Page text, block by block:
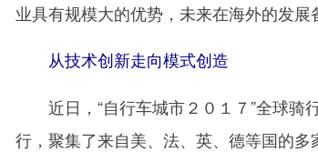
业具有规模大的优势，未来在海外的发展
从技术创新走向模式创造
近日，“自行车城市２０１７”全球骑
行，聚集了来自美、法、英、德等国的